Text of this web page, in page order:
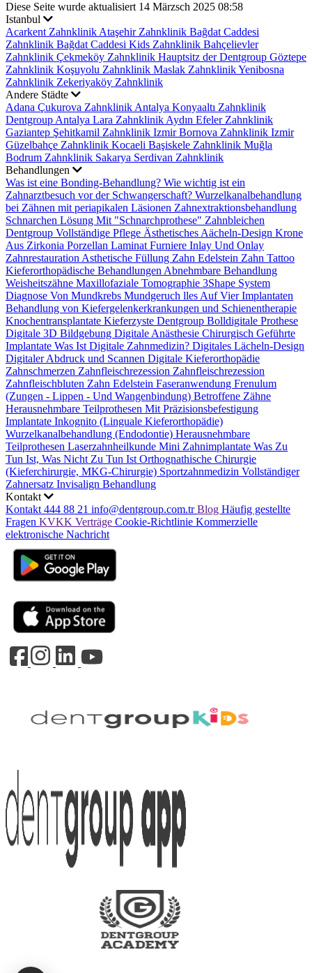
Diese Seite wurde aktualisiert 14 Märzsch 2025 08:58
Istanbul
Acarkent Zahnklinik Ataşehir Zahnklinik Bağdat Caddesi
Zahnklinik Bağdat Caddesi Kids Zahnklinik Bahçelievler
Zahnklinik Çekmeköy Zahnklinik Hauptsitz der Dentgroup Göztepe
Zahnklinik Koşuyolu Zahnklinik Maslak ZahnklinikYenibosna
Zahnklinik Zekeriyaköy Zahnklinik
Andere Städte
Adana Çukurova Zahnklinik Antalya Konyaaltı Zahnklinik
Dentgroup Antalya Lara Zahnklinik Aydın Efeler Zahnklinik
Gaziantep Şehitkamil Zahnklinik Izmir Bornova Zahnklinik Izmir
Güzelbahçe Zahnklinik Kocaeli Başiskele Zahnklinik Muğla
Bodrum Zahnklinik Sakarya Serdivan Zahnklinik
Behandlungen
Was ist eine Bonding-Behandlung? Wie wichtig ist ein
Zahnarztbesuch vor der Schwangerschaft? Wurzelkanalbehandlung
bei Zähnen mit periapikalen Läsionen Zahnextraktionsbehandlung
Schnarchen Lösung Mit "Schnarchprothese" Zahnbleichen
Dentgroup Vollständige Pflege Ästhetisches Aächeln-Design Krone
Aus Zirkonia Porzellan Laminat Furniere Inlay Und Onlay
Zahnrestauration Asthetische Füllung Zahn Edelstein Zahn Tattoo
Kieferorthopädische Behandlungen Abnehmbare Behandlung
Weisheitszähne Maxillofaziale Tomographie 3Shape System
Diagnose Von Mundkrebs Mundgeruch lles Auf Vier Implantaten
Behandlung von Kiefergelenkerkrankungen und Schienentherapie
Knochentransplantate Kieferzyste Dentgroup Bolldigitale Prothese
Digitale 3D Bildgebung Digitale Anästhesie Chirurgisch Geführte
Implantate Was Ist Digitale Zahnmedizin? Digitales Lächeln-Design
Digitaler Abdruck und Scannen Digitale Kieferorthopädie
Zahnschmerzen Zahnfleischrezession Zahnfleischrezession
Zahnfleischbluten Zahn Edelstein Faseranwendung Frenulum
(Zungen - Lippen - Und Wangenbindung) Betroffene Zähne
Herausnehmbare Teilprothesen Mit Präzisionsbefestigung
Implantate Inkognito (Linguale Kieferorthopädie)
Wurzelkanalbehandlung (Endodontie) Herausnehmbare
Teilprothesen Laserzahnheilkunde Mini Zahnimplantate Was Zu
Tun Ist, Was Nicht Zu Tun Ist Orthognathische Chirurgie
(Kieferchirurgie, MKG-Chirurgie) Sportzahnmedizin Vollständiger
Zahnersatz Invisalign Behandlung
Kontakt
Kontakt 444 88 21 info@dentgroup.com.tr Blog Häufig gestellte
Fragen KVKK Verträge Cookie-Richtlinie Kommerzielle
elektronische Nachricht